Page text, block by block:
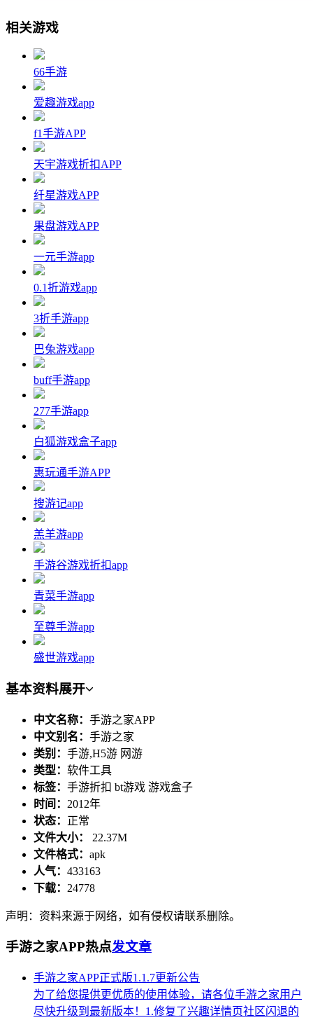
相关游戏
66手游
爱趣游戏app
f1手游APP
天宇游戏折扣APP
纤星游戏APP
果盘游戏APP
一元手游app
0.1折游戏app
3折手游app
巴兔游戏app
buff手游app
277手游app
白狐游戏盒子app
惠玩通手游APP
搜游记app
羔羊游app
手游谷游戏折扣app
青菜手游app
至尊手游app
盛世游戏app
基本资料展开
中文名称： 手游之家APP
中文别名： 手游之家
类别： 手游,H5游 网游
类型： 软件工具
标签： 手游折扣 bt游戏 游戏盒子
时间： 2012年
状态： 正常
文件大小： 22.37M
文件格式： apk
人气： 433163
下载： 24778
声明：资料来源于网络，如有侵权请联系删除。
手游之家APP热点发文章
手游之家APP正式版1.1.7更新公告
为了给您提供更优质的使用体验，请各位手游之家用户
尽快升级到最新版本！1.修复了兴趣详情页社区闪退的